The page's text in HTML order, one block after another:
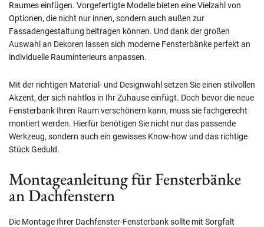
Raumes einfügen. Vorgefertigte Modelle bieten eine Vielzahl von
Optionen, die nicht nur innen, sondern auch außen zur
Fassadengestaltung beitragen können. Und dank der großen
Auswahl an Dekoren lassen sich moderne Fensterbänke perfekt an
individuelle Rauminterieurs anpassen.
Mit der richtigen Material- und Designwahl setzen Sie einen stilvollen
Akzent, der sich nahtlos in Ihr Zuhause einfügt. Doch bevor die neue
Fensterbank Ihren Raum verschönern kann, muss sie fachgerecht
montiert werden. Hierfür benötigen Sie nicht nur das passende
Werkzeug, sondern auch ein gewisses Know-how und das richtige
Stück Geduld.
Montageanleitung für Fensterbänke
an Dachfenstern
Die Montage Ihrer Dachfenster-Fensterbank sollte mit Sorgfalt